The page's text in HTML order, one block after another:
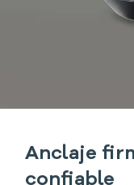
Anclaje
confiable